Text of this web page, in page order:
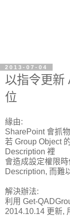
2013-07-04
以指令更新
位
緣由:
SharePoint 會抓
若 Group Object
Description 裡
會造成設定權限
Description, 而難
解決辦法:
利用 Get-
2014.10.14 更新,